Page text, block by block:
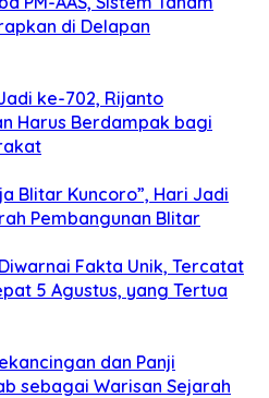
di Delapan
ke-702, Rijanto
Harus Berdampak bagi
Blitar Kuncoro”, Hari Jadi
Pembangunan Blitar
Fakta Unik, Tercatat
5 Agustus, yang Tertua
dan Panji
sebagai Warisan Sejarah